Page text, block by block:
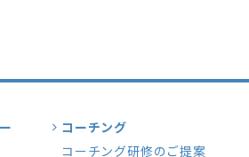
コーチング
コーチング研修のご提案